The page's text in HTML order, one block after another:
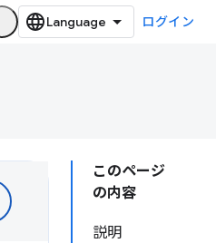
ログイン
このページ
の内容
説明